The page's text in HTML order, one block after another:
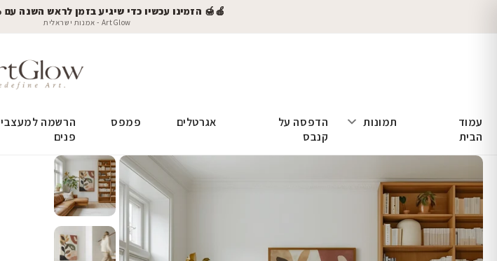
🍎🍯 הזמינו עכשיו כדי שיגיע בזמן לראש השנה עם 12% הנחה!
ArtGlow - אמנות ישראלית
עמוד
הבית
תמונות
הדפסה על
קנבס
אגרטלים פמפס
הרשמה למעצבי
פנים